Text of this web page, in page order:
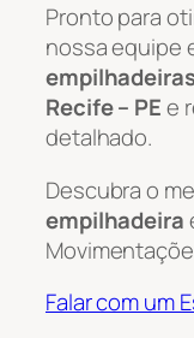
Pronto para
nossa equipe
Recife – PEe
detalhado.
Descubra o
empilhadeira
Falar com um